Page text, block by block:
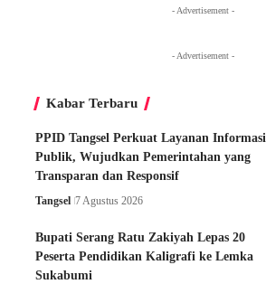
- Advertisement -
- Advertisement -
Kabar Terbaru
PPID Tangsel Perkuat Layanan Informasi
Publik, Wujudkan Pemerintahan yang
Transparan dan Responsif
Tangsel 7 Agustus 2026
Bupati Serang Ratu Zakiyah Lepas 20
Peserta Pendidikan Kaligrafi ke Lemka
Sukabumi